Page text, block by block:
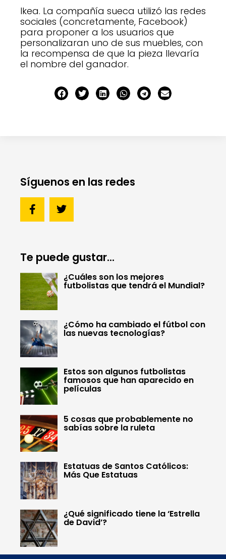
Ikea. La compañía sueca utilizó las redes
sociales (concretamente, Facebook)
para proponer a los usuarios que
personalizaran uno de sus muebles, con
la recompensa de que la pieza llevaría
el nombre del ganador.
Síguenos en las redes
Te puede gustar...
¿Cuáles son los mejores
futbolistas que tendrá el Mundial?
¿Cómo ha cambiado el fútbol con
las nuevas tecnologías?
Estos son algunos futbolistas
famosos que han aparecido en
películas
5 cosas que probablemente no
sabías sobre la ruleta
Estatuas de Santos Católicos:
Más Que Estatuas
¿Qué significado tiene la ‘Estrella
de David’?